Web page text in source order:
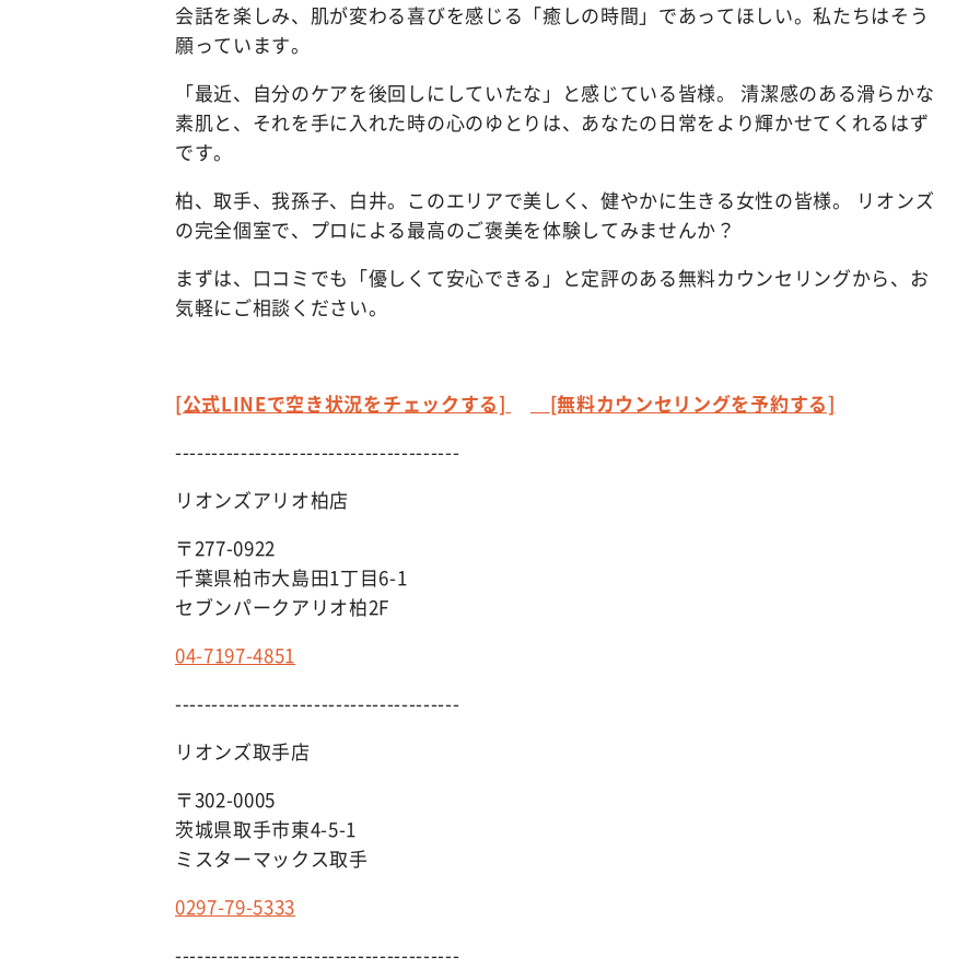
会話を楽しみ、肌が変わる喜びを感じる「癒しの時間」であってほしい。私たちはそう
願っています。
「最近、自分のケアを後回しにしていたな」と感じている皆様。 清潔感のある滑らかな
素肌と、それを手に入れた時の心のゆとりは、あなたの日常をより輝かせてくれるはず
です。
柏、取手、我孫子、白井。このエリアで美しく、健やかに生きる女性の皆様。 リオンズ
の完全個室で、プロによる最高のご褒美を体験してみませんか？
まずは、口コミでも「優しくて安心できる」と定評のある無料カウンセリングから、お
気軽にご相談ください。
[公式LINEで空き状況をチェックする]
[無料カウンセリングを予約する]
---------------------------------------
リオンズアリオ柏店
〒277-0922
千葉県柏市大島田1丁目6-1
セブンパークアリオ柏2F
04-7197-4851
---------------------------------------
リオンズ取手店
〒302-0005
茨城県取手市東4-5-1
ミスターマックス取手
0297-79-5333
---------------------------------------